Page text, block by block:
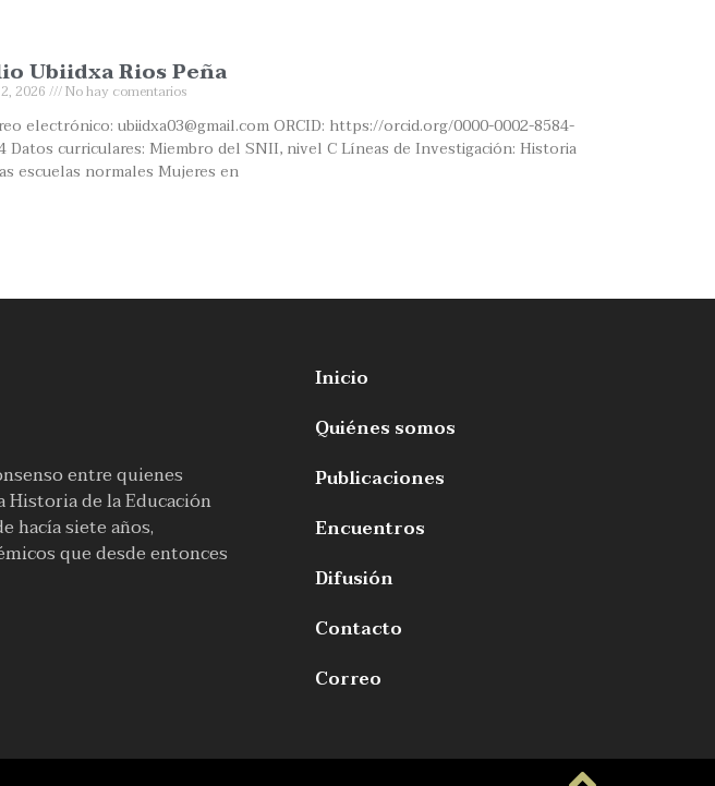
Ubiidxa Rios Peña
2026 No hay comentarios
electrónico: ubiidxa03@gmail.com ORCID: https://orcid.org/0000-0002-8584-
Datos curriculares: Miembro del SNII, nivel C Líneas de Investigación: Historia
escuelas normales Mujeres en
entre quienes
de la Educación
hacía siete años,
que desde entonces
Inicio
Quiénes somos
Publicaciones
Encuentros
Difusión
Contacto
Correo